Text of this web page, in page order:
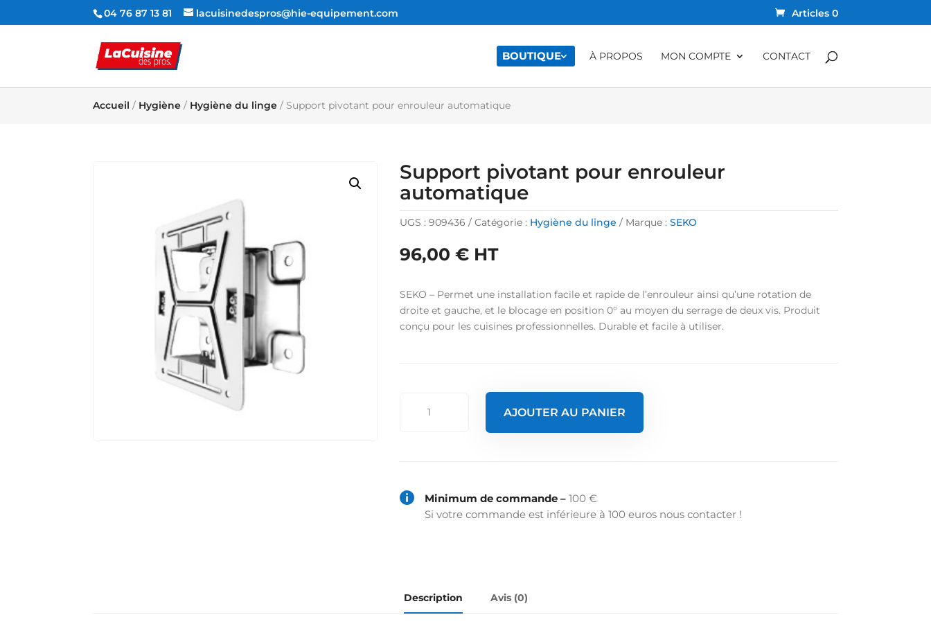
04 76 87 13 81 lacuisinedespros@hie-equipement.com Articles 0
BOUTIQUE À PROPOS MON COMPTE CONTACT
Accueil / Hygiène / Hygiène du linge / Support pivotant pour enrouleur automatique
Support pivotant pour enrouleur
automatique
UGS :909436 Catégorie : Hygiène du linge Marque :SEKO
96,00€ HT
SEKO – Permet une installation facile et rapide de l’enrouleur ainsi qu’une rotation de
droite et gauche, et le blocage en position 0° au moyen du serrage de deux vis. Produit
conçu pour les cuisines professionnelles. Durable et facile à utiliser.
automatique
AJOUTER AU PANIER
 Minimum de commande – 100 €
Si votre commande est inférieure à 100 euros nous contacter !
Description Avis (0)